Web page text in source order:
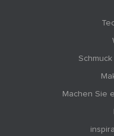
Machen Sie